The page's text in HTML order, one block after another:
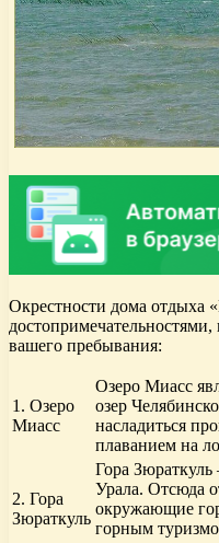
Окрестности дома отдыха
вашего пребывания:
1. Озеро
Миасс
Озеро Миасс
озер
насладиться
плаванием на
2. Гора
Зюраткуль
Гора
Урала. Отсюда
окружающие
горным